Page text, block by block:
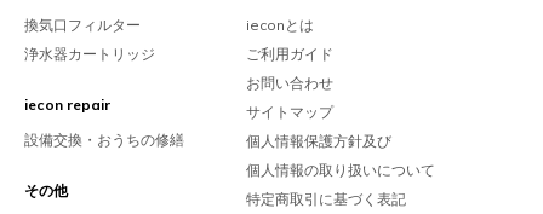
換気口フィルター
浄水器カートリッジ
iecon repair
設備交換・おうちの修繕
その他
ieconとは
ご利用ガイド
お問い合わせ
サイトマップ
個人情報保護方針及び
個人情報の取り扱いについて
特定商取引に基づく表記